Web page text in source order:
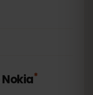
Nokia*